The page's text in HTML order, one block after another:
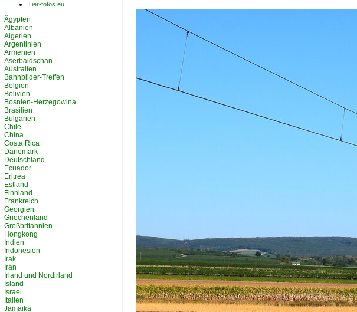
Tier-fotos.eu
Ägypten
Albanien
Algerien
Argentinien
Armenien
Aserbaidschan
Australien
Bahnbilder-Treffen
Belgien
Bolivien
Bosnien-Herzegowina
Brasilien
Bulgarien
Chile
China
Costa Rica
Dänemark
Deutschland
Ecuador
Eritrea
Estland
Finnland
Frankreich
Georgien
Griechenland
Großbritannien
Hongkong
Indien
Indonesien
Irak
Iran
Irland und Nordirland
Island
Israel
Italien
Jamaika